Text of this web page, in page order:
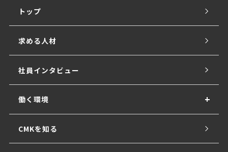
トップ
求める人材
社員インタビュー
働く環境
CMKを知る